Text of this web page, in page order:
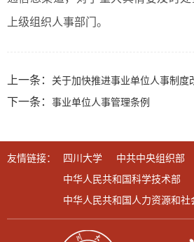
上级组织人事部门。
上一条： 关于加快推进事业单位人事制度
下一条： 事业单位人事管理条例
友情链接： 四川大学 中共中央组织部
中华人民共和国科学技术部
中华人民共和国人力资源和社